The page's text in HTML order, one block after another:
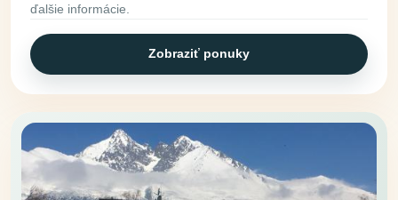
ďalšie informácie.
Zobraziť ponuky